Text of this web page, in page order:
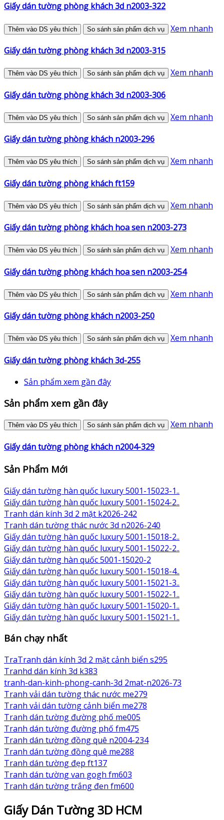
Giấy dán tường phòng khách 3d n2003-322
Thêm vào DS yêu thích So sánh sản phẩm dịch vụ Xem nhanh
Giấy dán tường phòng khách 3d n2003-315
Thêm vào DS yêu thích So sánh sản phẩm dịch vụ Xem nhanh
Giấy dán tường phòng khách 3d n2003-306
Thêm vào DS yêu thích So sánh sản phẩm dịch vụ Xem nhanh
Giấy dán tường phòng khách n2003-296
Thêm vào DS yêu thích So sánh sản phẩm dịch vụ Xem nhanh
Giấy dán tường phòng khách ft159
Thêm vào DS yêu thích So sánh sản phẩm dịch vụ Xem nhanh
Giấy dán tường phòng khách hoa sen n2003-273
Thêm vào DS yêu thích So sánh sản phẩm dịch vụ Xem nhanh
Giấy dán tường phòng khách hoa sen n2003-254
Thêm vào DS yêu thích So sánh sản phẩm dịch vụ Xem nhanh
Giấy dán tường phòng khách n2003-250
Thêm vào DS yêu thích So sánh sản phẩm dịch vụ Xem nhanh
Giấy dán tường phòng khách 3d-255
Sản phẩm xem gần đây
Sản phẩm xem gần đây
Thêm vào DS yêu thích So sánh sản phẩm dịch vụ Xem nhanh
Giấy dán tường phòng khách n2004-329
Sản Phẩm Mới
Giấy dán tường hàn quốc luxury 5001-15023-1..
Giấy dán tường hàn quốc luxury 5001-15024-2..
Tranh dán kính 3d 2 mặt k2026-242
Tranh dán tường thác nước 3d n2026-240
Giấy dán tường hàn quốc luxury 5001-15018-2..
Giấy dán tường hàn quốc luxury 5001-15022-2..
Giấy dán tường hàn quốc 5001-15020-2
Giấy dán tường hàn quốc luxury 5001-15018-4..
Giấy dán tường hàn quốc luxury 5001-15021-3..
Giấy dán tường hàn quốc luxury 5001-15022-1..
Giấy dán tường hàn quốc luxury 5001-15020-1..
Giấy dán tường hàn quốc luxury 5001-15021-1..
Bán chạy nhất
TraTranh dán kính 3d 2 mặt cảnh biển s295
Tranhd dán kính 3d k383
tranh-dan-kinh-phong-canh-3d 2mat-n2026-73
Tranh vải dán tường thác nước me279
Tranh vải dán tường cảnh biển me278
Tranh dán tường đường phố me005
Tranh dán tường đường phố fm475
Tranh dán tường đồng quê n2004-234
Tranh dán tường đồng quê me288
Tranh dán tường đẹp ft137
Tranh dán tường van gogh fm603
Tranh dán tường trắng đen fm600
Giấy Dán Tường 3D HCM